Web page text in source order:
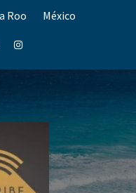
Roo México
Instagram